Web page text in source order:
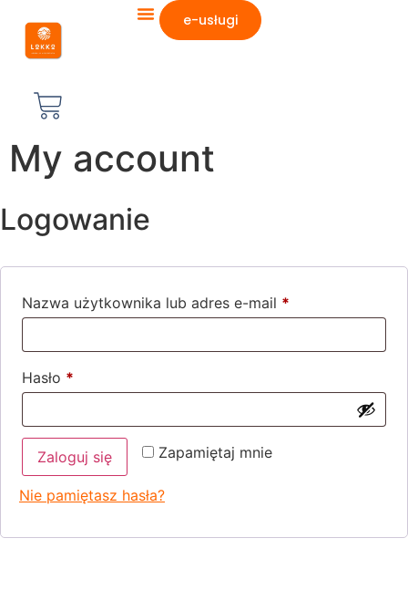
e-usługi
My account
Logowanie
Nazwa użytkownika lub adres e-mail *
Hasło *
Zapamiętaj mnie
Zaloguj się
Nie pamiętasz hasła?